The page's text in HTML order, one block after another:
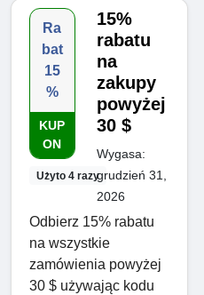
Ra
bat
15
%
KUP
ON
Użyto 4 razy
15%
rabatu
na
zakupy
powyżej
30 $
Wygasa:
grudzień 31,
2026
Odbierz 15% rabatu
na wszystkie
zamówienia powyżej
30 $ używając kodu